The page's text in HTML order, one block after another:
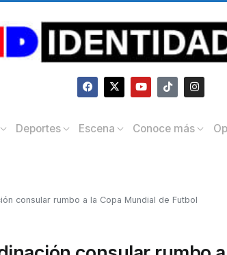
Deportes Escena Conoce más
consular rumbo a la Copa Mundial de Futbol